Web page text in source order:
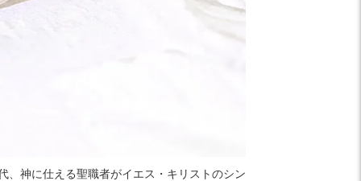
、神に仕える聖職者がイエス・キリストのシン